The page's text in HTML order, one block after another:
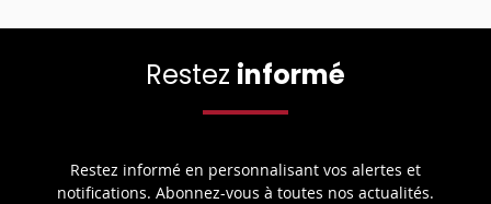
Restez informé
Restez informé en personnalisant vos alertes et
notifications. Abonnez-vous à toutes nos actualités.